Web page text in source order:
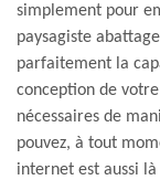
simplement pour
paysagiste
parfaitement la
conception de
nécessaires de
pouvez, à tout
internet est aussi